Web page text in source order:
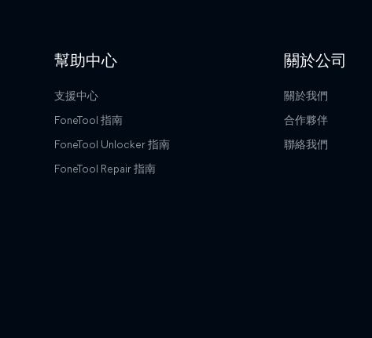
幫助中心
支援中心
FoneTool 指南
FoneTool Unlocker 指南
FoneTool Repair 指南
關於公司
關於我們
合作夥伴
聯絡我們